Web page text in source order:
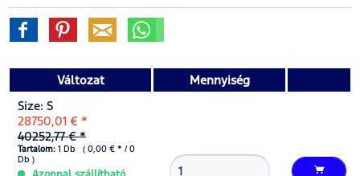
Változat
Mennyiség
Size: S
28750,01 € *
40252,77 € *
Tartalom: 1 Db ( 0,00 € * / 0
Db )